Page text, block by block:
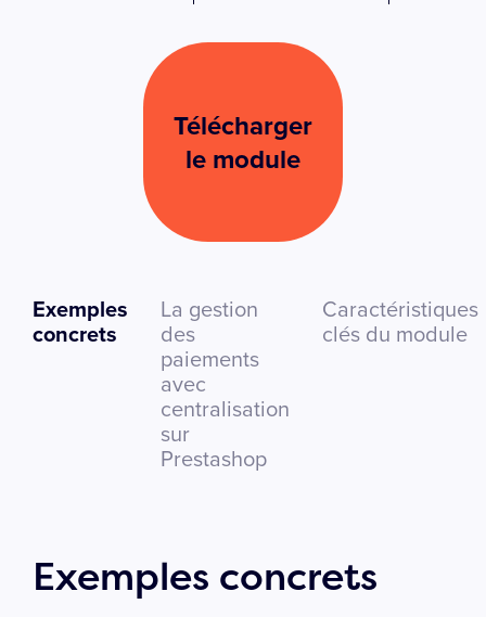
Télécharger
le module
Exemples
concrets
La gestion
des
paiements
avec
centralisation
sur
Prestashop
Caractéristiques
clés du module
Exemples concrets